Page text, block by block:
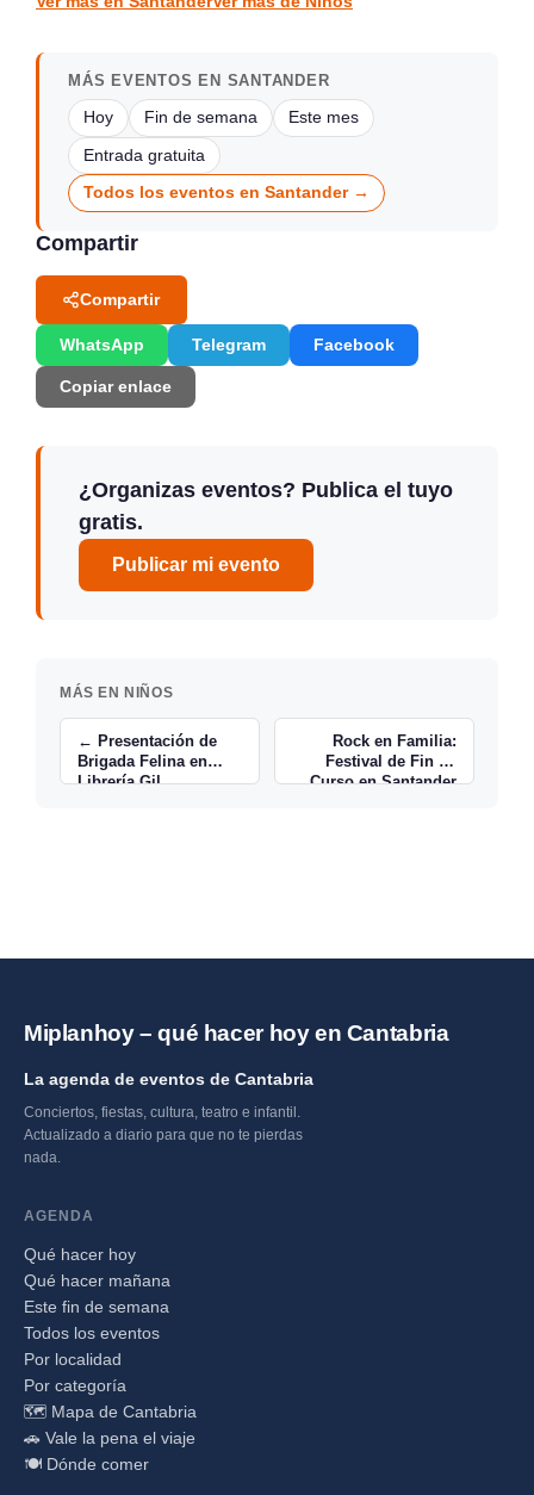
MÁS EVENTOS EN SANTANDER
Hoy Fin de semana Este mes
Entrada gratuita
Todos los eventos en Santander →
Compartir
Compartir
WhatsApp Telegram Facebook
Copiar enlace
¿Organizas eventos? Publica el tuyo
gratis.
Publicar mi evento
MÁS EN NIÑOS
← Presentación de
Brigada Felina en
Librería Gil
Rock en Familia:
Festival de Fin de
Curso en Santander
Miplanhoy – qué hacer hoy en Cantabria
La agenda de eventos de Cantabria
Conciertos, fiestas, cultura, teatro e infantil.
Actualizado a diario para que no te pierdas
nada.
AGENDA
Qué hacer hoy
Qué hacer mañana
Este fin de semana
Todos los eventos
Por localidad
Por categoría
🗺️ Mapa de Cantabria
🚗 Vale la pena el viaje
🍽️ Dónde comer